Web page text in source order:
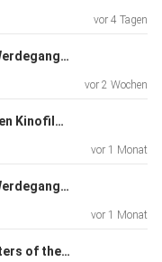
vor 4 Tagen
Episode 155: Mein Gaming-Werdegang - Von der Sony Playstation, dem Nintendo64 bis hin zum ersten Pentium-PC
vor 2 Wochen
Episode 154: Meine gesehenen Kinofilme von April bis Juni 2026
vor 1 Monat
Episode 153: Mein Gaming-Werdegang - Vom Atari 2600, NES & Game Boy bis zum SNES und Amiga 500
vor 1 Monat
Episode 152: Der große Masters of the Universe-Filmtalk